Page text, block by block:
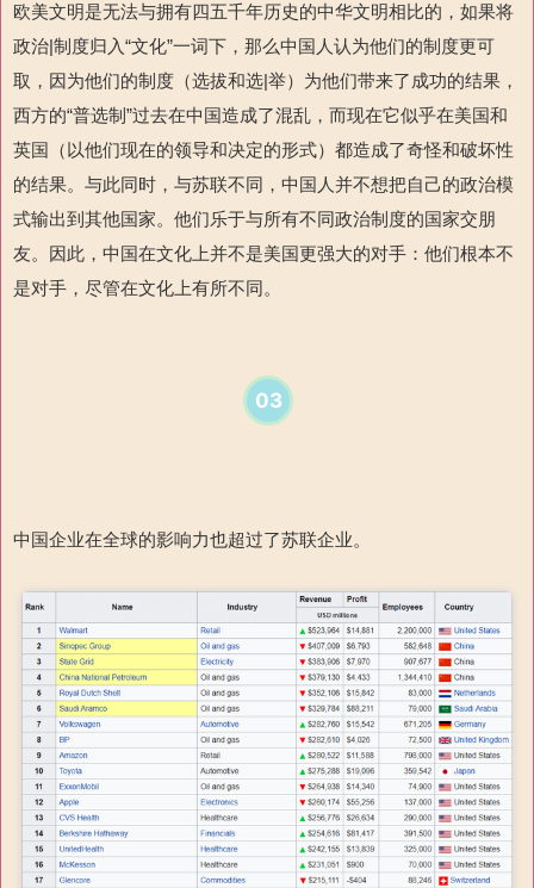
欧美文明是无法与拥有四五千年历史的中华文明相比的，如果将
政治|制度归入“文化”一词下，那么中国人认为他们的制度更可
取，因为他们的制度（选拔和选|举）为他们带来了成功的结果，
西方的“普选制”过去在中国造成了混乱，而现在它似乎在美国和
英国（以他们现在的领导和决定的形式）都造成了奇怪和破坏性
的结果。与此同时，与苏联不同，中国人并不想把自己的政治模
式输出到其他国家。他们乐于与所有不同政治制度的国家交朋
友。因此，中国在文化上并不是美国更强大的对手：他们根本不
是对手，尽管在文化上有所不同。
03
中国企业在全球的影响力也超过了苏联企业。